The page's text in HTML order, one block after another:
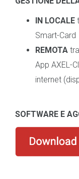
IN LOCALE
Smart-Card
REMOTA
App AXEL-
internet
SOFTWARE E